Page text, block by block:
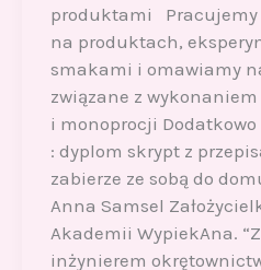
produktami Pracujemy
na produktach,
smakami i omawiamy
związane z
i monoprocji
: dyplom skrypt z
zabierze ze sobą do
Anna Samsel
Akademii WypiekAna.
inżynierem